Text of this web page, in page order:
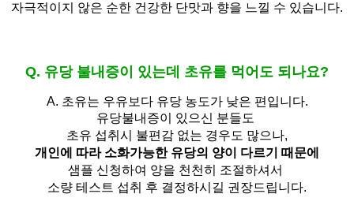
자극적이지 않은 순한 건강한 단맛과 향을 느낄 수 있습니다.
Q. 유당 불내증이 있는데 초유를 먹어도 되나요?
A. 초유는 우유보다 유당 농도가 낮은 편입니다.
유당불내증이 있으신 분들도
초유 섭취시 불편감 없는 경우도 많으나,
개인에 따라 소화가능한 유당의 양이 다르기 때문에
샘플 신청하여 양을 천천히 조절하셔서
소량 테스트 섭취 후 결정하시길 권장드립니다.